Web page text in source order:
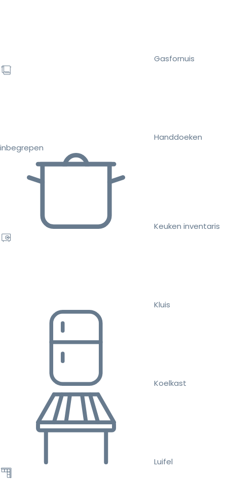
Gasfornuis
Handdoeken
inbegrepen
Keuken inventaris
Kluis
Koelkast
Luifel